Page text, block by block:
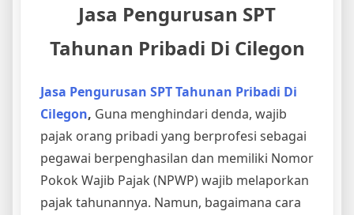
Jasa Pengurusan SPT
Tahunan Pribadi Di Cilegon
Jasa Pengurusan SPT Tahunan Pribadi Di
Cilegon, Guna menghindari denda, wajib
pajak orang pribadi yang berprofesi sebagai
pegawai berpenghasilan dan memiliki Nomor
Pokok Wajib Pajak (NPWP) wajib melaporkan
pajak tahunannya. Namun, bagaimana cara